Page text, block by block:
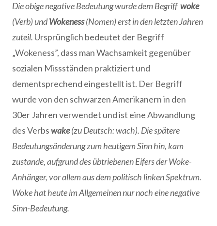
Die obige negative Bedeutung wurde dem Begriffwoke
(Verb) undWokeness(Nomen) erst in den letzten Jahren
zuteil. Ursprünglich bedeutet der Begriff
„Wokeness”, dass man Wachsamkeit gegenüber
sozialen Missständen praktiziert und
dementsprechend eingestellt ist. Der Begriff
wurde von den schwarzen Amerikanern in den
30er Jahren verwendet und ist eine Abwandlung
des Verbswake(zu Deutsch: wach). Die spätere
Bedeutungsänderung zum heutigem Sinn hin, kam
zustande, aufgrund des übtriebenen Eifers der Woke-
Anhänger, vor allem aus dem politisch linken Spektrum.
Woke hat heute im Allgemeinen nur noch eine negative
Sinn-Bedeutung.